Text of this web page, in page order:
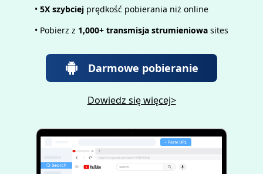
• 5X szybciej prędkość pobierania niż online
• Pobierz z 1,000+ transmisja strumieniowa sites
Darmowe pobieranie
Dowiedz się więcej>